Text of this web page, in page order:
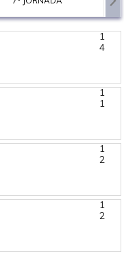
1
4
1
1
1
2
1
2